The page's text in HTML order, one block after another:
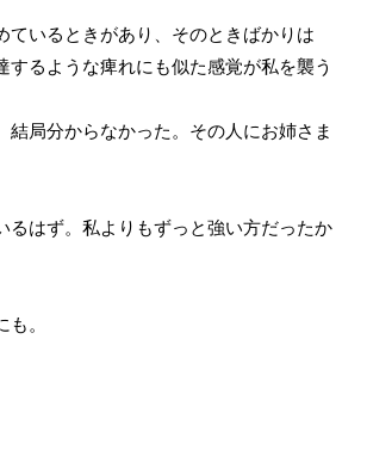
いるときがあり、そのときばかりは
するような痺れにも似た感覚が私を襲う
局分からなかった。その人にお姉さま
はず。私よりもずっと強い方だったか
。